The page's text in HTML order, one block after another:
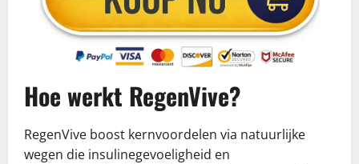
Hoe werkt RegenVive?
RegenVive boost kernvoordelen via natuurlijke
wegen die insulinegevoeligheid en